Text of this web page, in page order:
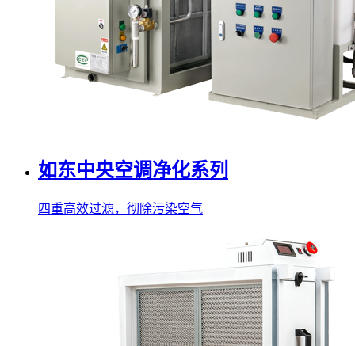
如东中央空调净化系列
四重高效过滤，彻除污染空气